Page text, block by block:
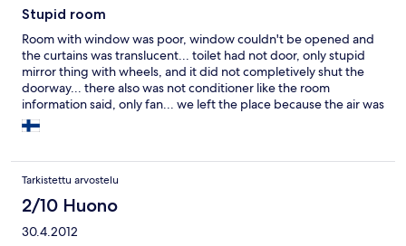
Stupid room
Room with window was poor, window couldn't be opened and
the curtains was translucent... toilet had not door, only stupid
mirror thing with wheels, and it did not completively shut the
doorway... there also was not conditioner like the room
information said, only fan... we left the place because the air was
poor and caused allergies...
Tarkistettu arvostelu
2/10 Huono
30.4.2012